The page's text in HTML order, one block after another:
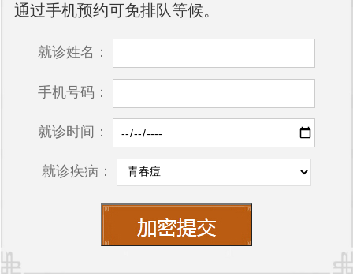
通过手机预约可免排队等候。
就诊姓名：
手机号码：
就诊时间：
就诊疾病：